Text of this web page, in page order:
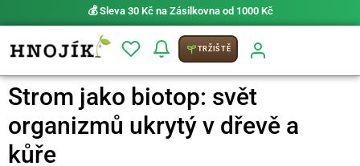
⚡ Možnost PRIO doručení do 24 h
TRŽIŠTĚ
Strom jako biotop: svět
organizmů ukrytý v dřevě a
kůře